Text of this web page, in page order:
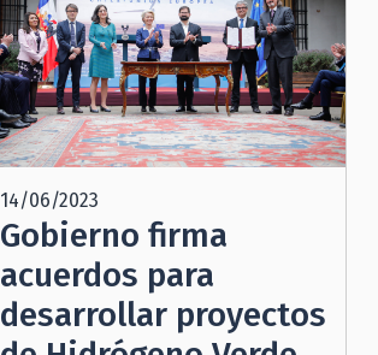
14/06/2023
Gobierno firma
acuerdos para
desarrollar proyectos